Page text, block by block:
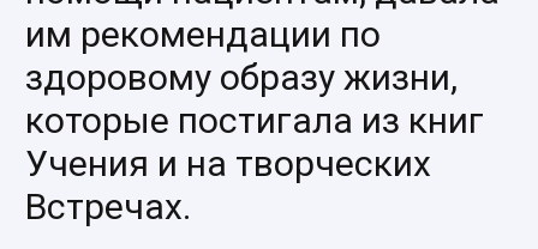
им рекомендации по
здоровому образу жизни,
которые постигала из книг
Учения и на творческих
Встречах.